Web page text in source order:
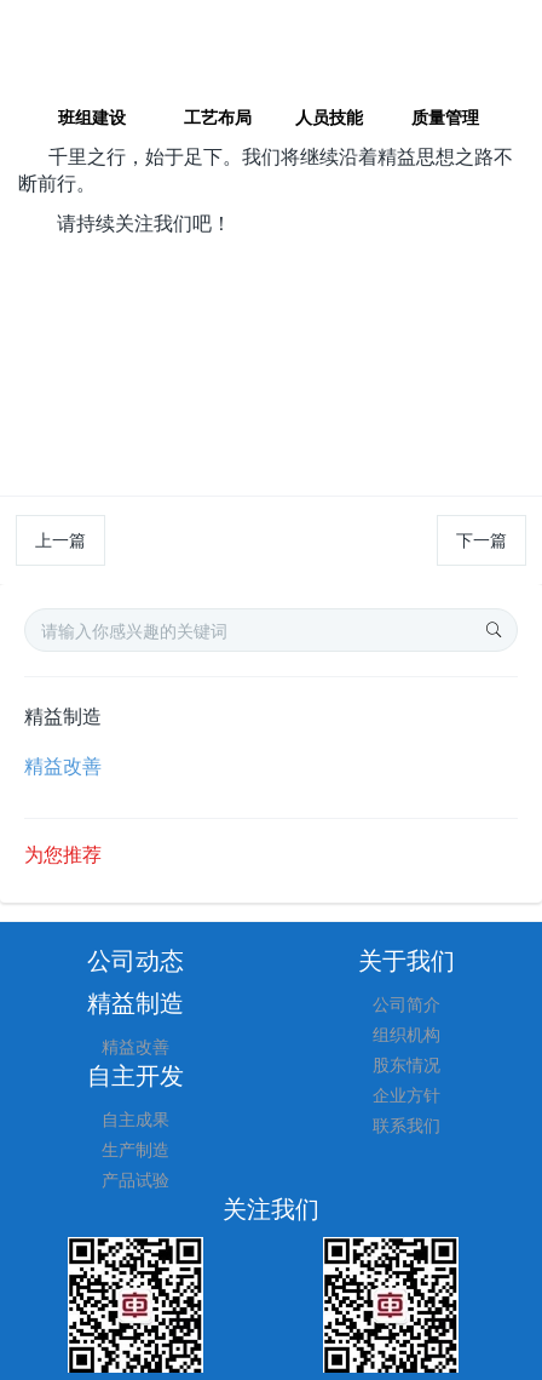
班组建设 工艺布局 人员技能 质量管理
千里之行，始于足下。我们将继续沿着精益思想之路不
断前行。
请持续关注我们吧！
上一篇 下一篇
精益制造
精益改善
为您推荐
公司动态 关于我们
公司简介
组织机构
股东情况
企业方针
联系我们
精益制造
精益改善
自主开发
自主成果
生产制造
产品试验
关注我们